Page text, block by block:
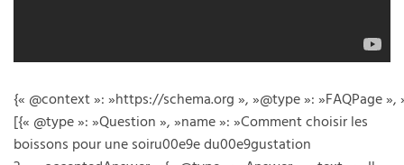
{« @context »: »https://schema.org », »@type »: »FAQPage »,
[{« @type »: »Question », »name »: »Comment choisir les
boissons pour une soiru00e9e du00e9gustation